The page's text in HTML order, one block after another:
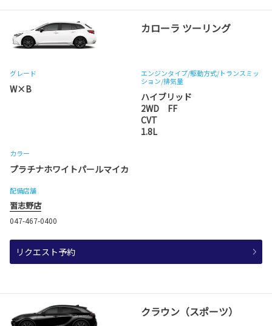
カローラ ツーリング
グレード
W×B
エンジンタイプ/駆動方式/トランスミッ
ション/排気量
ハイブリッド
2WD FF
CVT
1.8L
カラー
プラチナホワイトパールマイカ
配備店舗
習志野店
047-467-0400
リクエスト予約
クラウン（スポーツ）